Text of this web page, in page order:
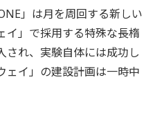
」は月を周回する新しい
イ」で採用する特殊な長楕
され、実験自体には成功し
ェイ」の建設計画は一時中